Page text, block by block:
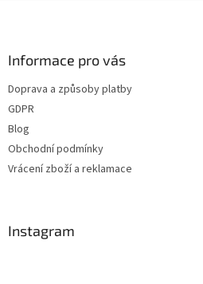
Informace pro vás
Doprava a způsoby platby
GDPR
Blog
Obchodní podmínky
Vrácení zboží a reklamace
Instagram